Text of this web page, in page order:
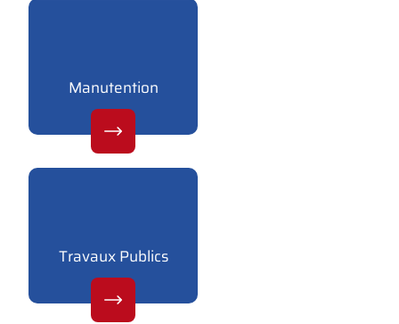
Manutention
Travaux Publics